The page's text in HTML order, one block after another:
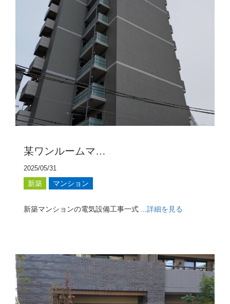
某ワンルームマ…
2025/05/31
新築 マンション
新築マンションの電気設備工事一式 ... 詳細を見る